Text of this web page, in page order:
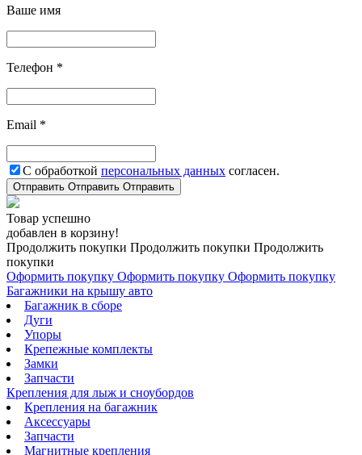
Ваше имя
Телефон *
Email *
С обработкой персональных данных согласен.
Отправить Отправить Отправить
Товар успешно
добавлен в корзину!
Продолжить покупки Продолжить покупки Продолжить
покупки
Оформить покупку Оформить покупку Оформить покупку
Багажники на крышу авто
Багажник в сборе
Дуги
Упоры
Крепежные комплекты
Замки
Запчасти
Крепления для лыж и сноубордов
Крепления на багажник
Аксессуары
Запчасти
Магнитные крепления